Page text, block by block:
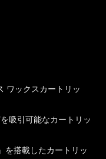
ワックスカートリッ
吸引可能なカートリッ
を搭載したカートリッ